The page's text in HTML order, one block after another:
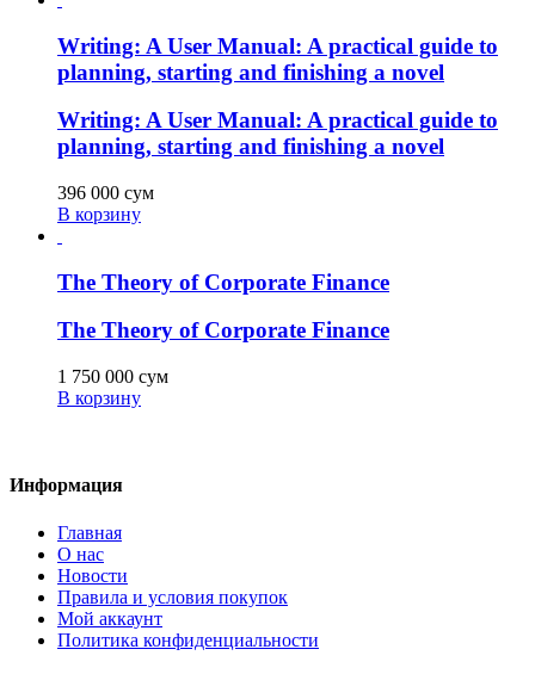
Writing: A User Manual: A practical guide to
planning, starting and finishing a novel
Writing: A User Manual: A practical guide to
planning, starting and finishing a novel
396 000 сум
В корзину
The Theory of Corporate Finance
The Theory of Corporate Finance
1 750 000 сум
В корзину
Информация
Главная
О нас
Новости
Правила и условия покупок
Мой аккаунт
Политика конфиденциальности